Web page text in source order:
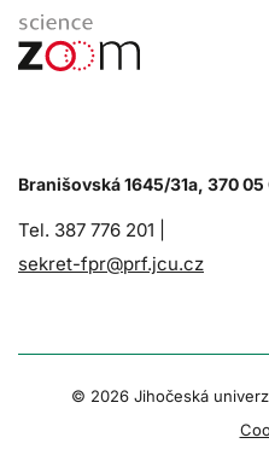
Branišovská 1645/31a, 370
Tel. 387 776 201 |
sekret-fpr@prf.jcu.cz
© 2026 Jihočeská